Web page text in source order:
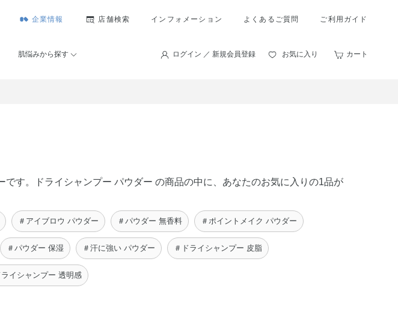
企業情報 店舗検索 インフォメーション よくあるご質問 ご利用ガイド
肌悩みから探す ログイン ／ 新規会員登録 お気に入り カート
す。ドライシャンプー パウダー の商品の中に、あなたのお気に入りの1品が
＃アイブロウ パウダー ＃パウダー 無香料 ＃ポイントメイク パウダー
＃パウダー 保湿 ＃汗に強い パウダー ＃ドライシャンプー 皮脂
ライシャンプー 透明感